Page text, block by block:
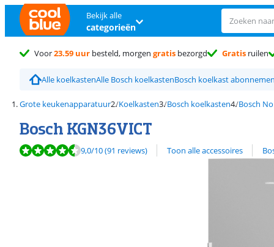
Bekijk alle
categorieën
Voor23.59 uur besteld, morgen gratis bezorgd Gratis ruilen
Alle koelkastenAlle Bosch koelkastenBosch koelkast
Grote keukenapparatuur Koelkasten Bosch koelkasten Bosch
Bosch KGN36VICT
Beoordeling is 9,0 van de 10, gebaseerd op 91 reviews.
9,0/10(91 reviews) Toon alle accessoires
Bekijk alle